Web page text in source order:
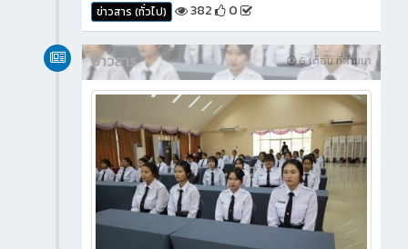
ข่าวสาร (ทั่วไป) 382 0
6 เดือน ที่ผ่านมา
ข่าวสาร